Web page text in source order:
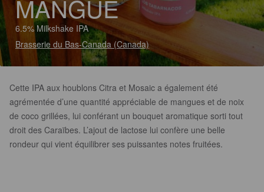
MANGUE
6.5% Milkshake IPA
Brasserie du Bas-Canada (Canada)
Cette IPA aux houblons Citra et Mosaic a également été
agrémentée d’une quantité appréciable de mangues et de noix
de coco grillées, lui conférant un bouquet aromatique sorti tout
droit des Caraïbes. L’ajout de lactose lui confère une belle
rondeur qui vient équilibrer ses puissantes notes fruitées.